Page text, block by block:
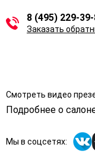
8 (495) 229-
Заказать
Смотреть видео
Подробнее о
Мы в соцсетях: